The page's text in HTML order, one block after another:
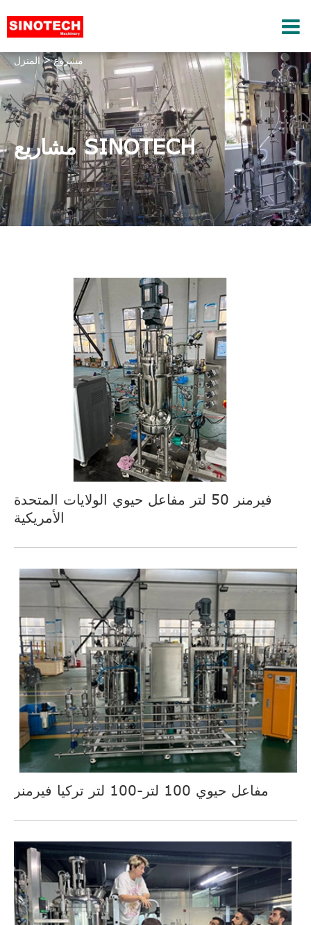
المنزل مشروع
مشاريع SINOTECH
فيرمنر 50 لتر مفاعل حيوي الولايات المتحدة
الأمريكية
مفاعل حيوي 100 لتر-100 لتر تركيا فيرمنر